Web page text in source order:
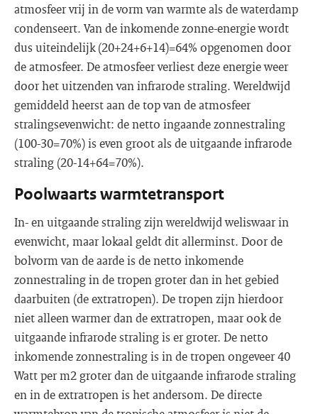
atmosfeer vrij in de vorm van warmte als de waterdamp
condenseert. Van de inkomende zonne-energie wordt
dus uiteindelijk (20+24+6+14)=64% opgenomen door
de atmosfeer. De atmosfeer verliest deze energie weer
door het uitzenden van infrarode straling. Wereldwijd
gemiddeld heerst aan de top van de atmosfeer
stralingsevenwicht: de netto ingaande zonnestraling
(100-30=70%) is even groot als de uitgaande infrarode
straling (20-14+64=70%).
Poolwaarts warmtetransport
In- en uitgaande straling zijn wereldwijd weliswaar in
evenwicht, maar lokaal geldt dit allerminst. Door de
bolvorm van de aarde is de netto inkomende
zonnestraling in de tropen groter dan in het gebied
daarbuiten (de extratropen). De tropen zijn hierdoor
niet alleen warmer dan de extratropen, maar ook de
uitgaande infrarode straling is er groter. De netto
inkomende zonnestraling is in de tropen ongeveer 40
Watt per m2 groter dan de uitgaande infrarode straling
en in de extratropen is het andersom. De directe